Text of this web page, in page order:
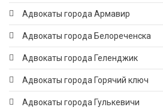
Адвокаты города Армавир
Адвокаты города Белореченска
Адвокаты города Геленджик
Адвокаты города Горячий ключ
Адвокаты города Гулькевичи